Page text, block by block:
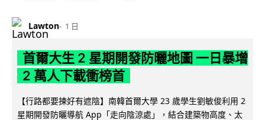
Lawton 1 日
首爾大生 2 星期開發防曬地圖 一日暴增
2 萬人下載衝榜首
【行路都要揀好有遮陰】南韓首爾大學 23 歲學生劉敏俊利用 2
星期開發防曬導航 App「走向陰涼處」，結合建築物高度、太